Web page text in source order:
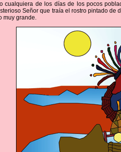
cualquiera de los días de los pocos
Señor que traía el rostro pintado de
muy grande.